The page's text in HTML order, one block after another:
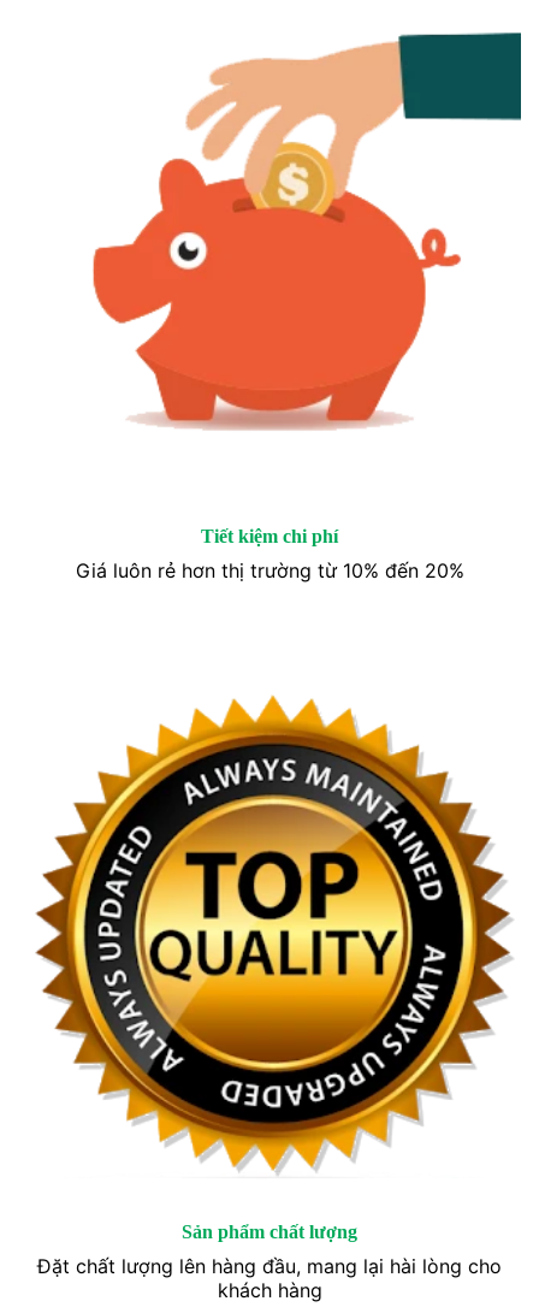
Tiết kiệm chi phí
Giá luôn rẻ hơn thị trường từ 10% đến 20%
Sản phẩm chất lượng
Đặt chất lượng lên hàng đầu, mang lại hài lòng cho
khách hàng